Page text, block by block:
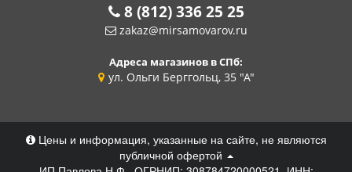
8 (812) 336 25 25
zakaz@mirsamovarov.ru
Адреса магазинов в СПб:
ул. Ольги Берггольц, 35 "А"
Цены и информация, указанные на сайте, не являются
публичной офертой